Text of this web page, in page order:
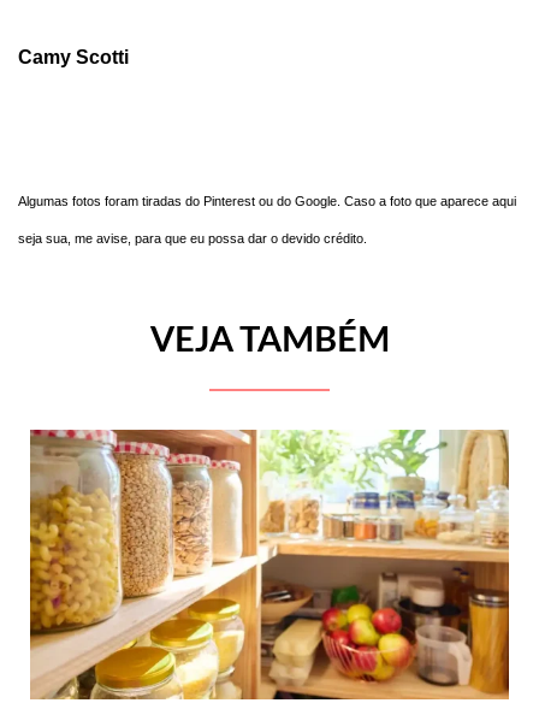
Camy Scotti
Algumas fotos foram tiradas do Pinterest ou do Google. Caso a foto que aparece aqui
seja sua, me avise, para que eu possa dar o devido crédito.
VEJA TAMBÉM